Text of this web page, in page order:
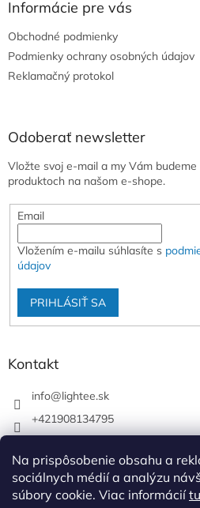
Na prispôsobenie obsahu a
sociálnych médií a analýzu
súbory cookie. Viac informáciítu
Informácie pre vás
Obchodné podmienky
Podmienky ochrany osobných údajov
Reklamačný protokol
Odoberať newsletter
Vložte svoj e-mail a my Vám
produktoch na našom e-shope.
Email
Vložením e-mailu súhlasíte s
údajov
PRIHLÁSIŤ SA
Kontakt
info@lightee.sk
+421908134795
lightee.sk